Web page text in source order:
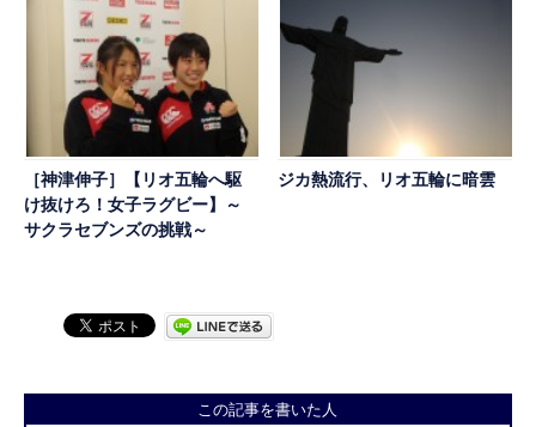
［神津伸子］【リオ五輪へ駆
け抜けろ！女子ラグビー】～
サクラセブンズの挑戦～
ジカ熱流行、リオ五輪に暗雲
この記事を書いた人